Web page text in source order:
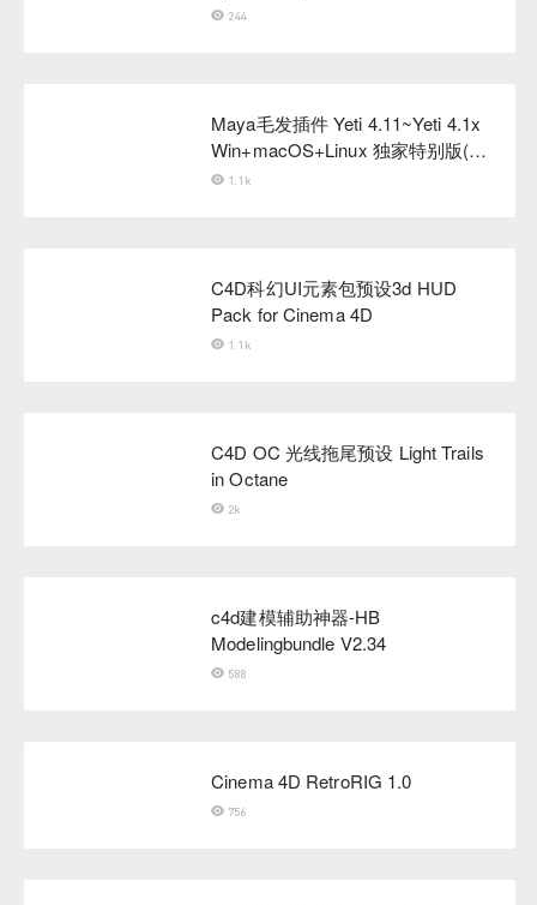
244
Maya毛发插件 Yeti 4.11~Yeti 4.1x
Win+macOS+Linux 独家特别版(支
持后续版本升级)
1.1k
C4D科幻UI元素包预设3d HUD
Pack for Cinema 4D
1.1k
C4D OC 光线拖尾预设 Light Trails
in Octane
2k
c4d建模辅助神器-HB
Modelingbundle V2.34
588
Cinema 4D RetroRIG 1.0
756